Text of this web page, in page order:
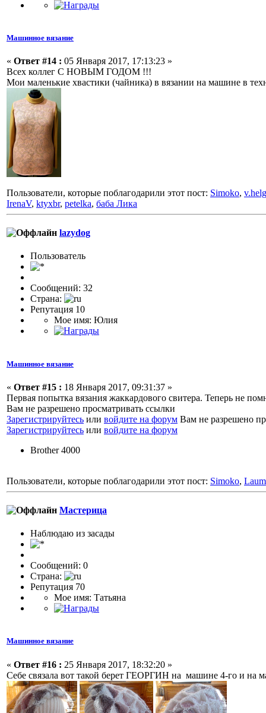
Машинное вязание
« Ответ #14 : 05 Января 2017, 17:13:23 »
Всех коллег С НОВЫМ ГОДОМ !!!
Мои маленькие хвастики (чайника) в вязании на машине в
Пользователи, которые поблагодарили этот пост: Simoko,
IrenaV, ktyxbr, petelka, баба Лика
lazydog
Пользоватeль
Сообщений: 32
Страна:
Репутация 10
Мое имя: Юлия
Машинное вязание
« Ответ #15 : 18 Января 2017, 09:31:37 »
Первая попытка вязания жаккардового свитера. Теперь не
Вам не разрешено просматривать ссылки
Зарегистрируйтесь или войдите на форум Вам не разрешено
Зарегистрируйтесь или войдите на форум
Brother 4000
Пользователи, которые поблагодарили этот пост: Simoko,
Мастерица
Наблюдаю из засады
Сообщений: 0
Страна:
Репутация 70
Мое имя: Татьяна
Машинное вязание
« Ответ #16 : 25 Января 2017, 18:32:20 »
Себе связала вот такой берет ГЕОРГИН на машине 4-го и на